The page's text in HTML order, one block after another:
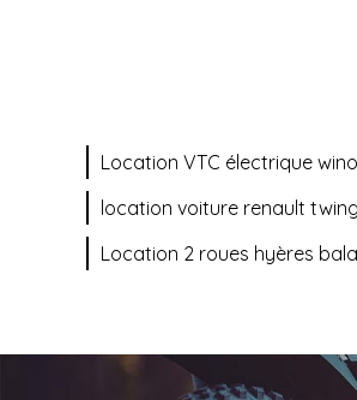
Location VTC électrique
location voiture renault
Location 2 roues hyères